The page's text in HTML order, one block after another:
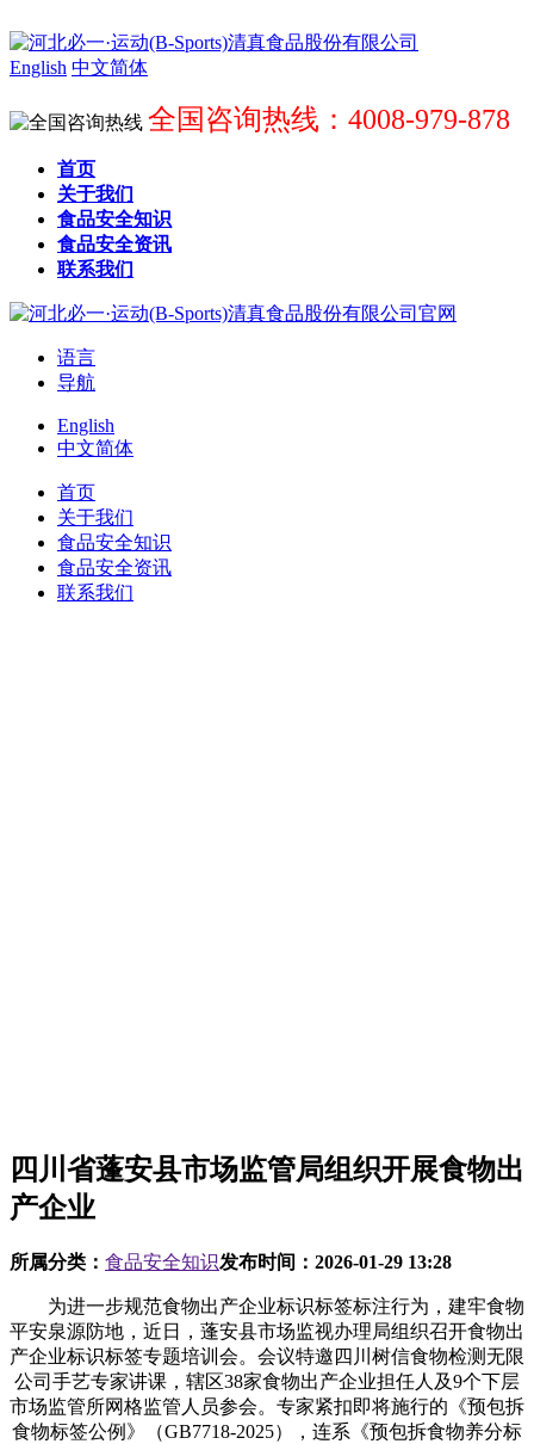
English 中文简体
全国咨询热线：4008-979-878
首页
关于我们
食品安全知识
食品安全资讯
联系我们
语言
导航
English
中文简体
首页
关于我们
食品安全知识
食品安全资讯
联系我们
四川省蓬安县市场监管局组织开展食物出
产企业
所属分类： 食品安全知识发布时间： 2026-01-29 13:28
为进一步规范食物出产企业标识标签标注行为，建牢食物
平安泉源防地，近日，蓬安县市场监视办理局组织召开食物出
产企业标识标签专题培训会。会议特邀四川树信食物检测无限
公司手艺专家讲课，辖区38家食物出产企业担任人及9个下层
市场监管所网格监管人员参会。专家紧扣即将施行的《预包拆
食物标签公例》（GB7718-2025），连系《预包拆食物养分标